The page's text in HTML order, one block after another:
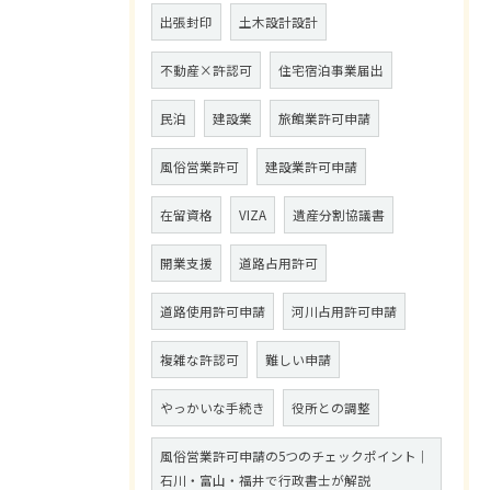
出張封印 土木設計設計
不動産×許認可 住宅宿泊事業届出
民泊 建設業 旅館業許可申請
風俗営業許可 建設業許可申請
在留資格 VIZA 遺産分割協議書
開業支援 道路占用許可
道路使用許可申請 河川占用許可申請
複雑な許認可 難しい申請
やっかいな手続き 役所との調整
風俗営業許可申請の5つのチェックポイント｜
石川・富山・福井で行政書士が解説